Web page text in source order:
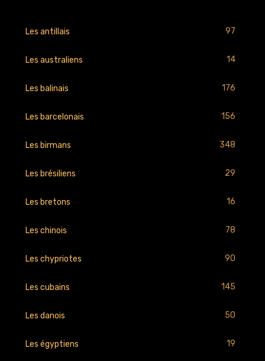
Les antillais 97
Les australiens 14
Les balinais 176
Les barcelonais 156
Les birmans 348
Les brésiliens 29
Les bretons 16
Les chinois 78
Les chypriotes 90
Les cubains 145
Les danois 50
Les égyptiens 19